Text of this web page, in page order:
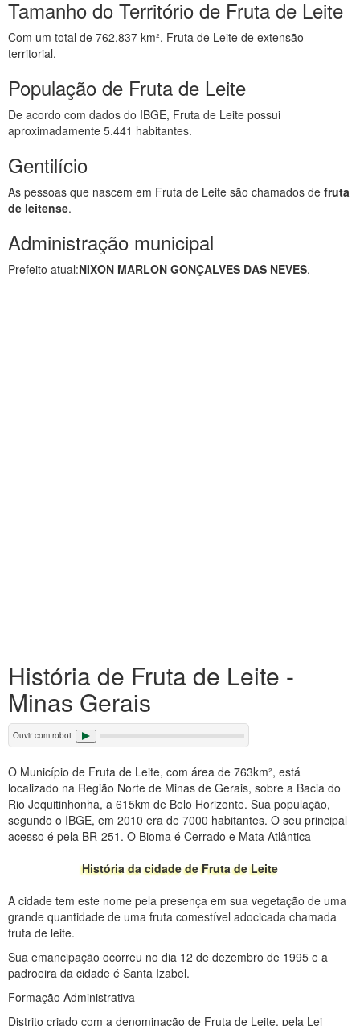
Tamanho do Território de Fruta de Leite
Com um total de 762,837 km², Fruta de Leite de extensão
territorial.
População de Fruta de Leite
De acordo com dados do IBGE, Fruta de Leite possui
aproximadamente 5.441 habitantes.
Gentilício
As pessoas que nascem em Fruta de Leite são chamados de fruta
de leitense.
Administração municipal
Prefeito atual:NIXON MARLON GONÇALVES DAS NEVES.
História de Fruta de Leite -
Minas Gerais
Ouvir com robot
O Município de Fruta de Leite, com área de 763km², está
localizado na Região Norte de Minas de Gerais, sobre a Bacia do
Rio Jequitinhonha, a 615km de Belo Horizonte. Sua população,
segundo o IBGE, em 2010 era de 7000 habitantes. O seu principal
acesso é pela BR-251. O Bioma é Cerrado e Mata Atlântica
História da cidade de Fruta de Leite
A cidade tem este nome pela presença em sua vegetação de uma
grande quantidade de uma fruta comestível adocicada chamada
fruta de leite.
Sua emancipação ocorreu no dia 12 de dezembro de 1995 e a
padroeira da cidade é Santa Izabel.
Formação Administrativa
Distrito criado com a denominação de Fruta de Leite, pela Lei